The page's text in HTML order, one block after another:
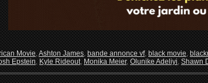
Movie,Ashton James,bande annonce vf,black movie,
Epstein,Kyle Rideout,Monika Meier,Olunike Adeliyi,Shawn